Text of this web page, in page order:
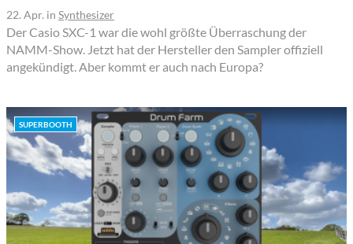
22. Apr. in Synthesizer
Der Casio SXC-1 war die wohl größte Überraschung der
NAMM-Show. Jetzt hat der Hersteller den Sampler offiziell
angekündigt. Aber kommt er auch nach Europa?
SUPERBOOTH